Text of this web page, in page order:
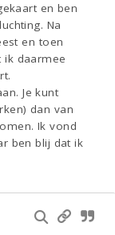
en ben
Na
en toen
ik daarmee
Je kunt
dan van
Ik vond
ben blij dat ik